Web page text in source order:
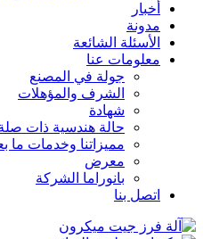
أخبار
مدونة
الأسئلة الشائعة
معلومات عنا
جولة في المصنع
الشرف والمؤهلات
شهادة
حالة هندسية ذات
مميزاتنا وخدمات ما
معرض
بانوراما الشركة
اتصل بنا